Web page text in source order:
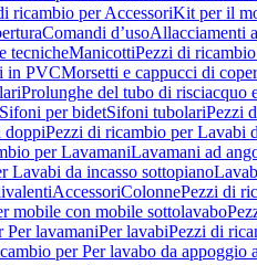
ricambio per AccessoriKit per il
Comandi d’usoAllacciamenti
tecnicheManicottiPezzi di
in PVCMorsetti e cappucci di
Prolunghe del tubo di risciacquo
per bidetSifoni tubolariPezzi
doppiPezzi di ricambio per Lavabi
per LavamaniLavamani ad
Lavabi da incasso sottopiano
AccessoriColonnePezzi di
mobile con mobile sottolavabo
Per lavamaniPer lavabiPezzi di
per Per lavabo da appoggio